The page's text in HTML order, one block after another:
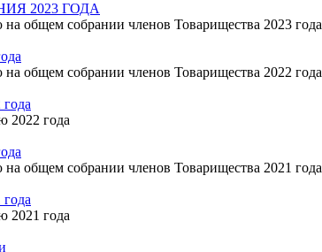
2023 ГОДА
общем собрании членов Товарищества 2023 года
общем собрании членов Товарищества 2022 года
2022 года
общем собрании членов Товарищества 2021 года
2021 года